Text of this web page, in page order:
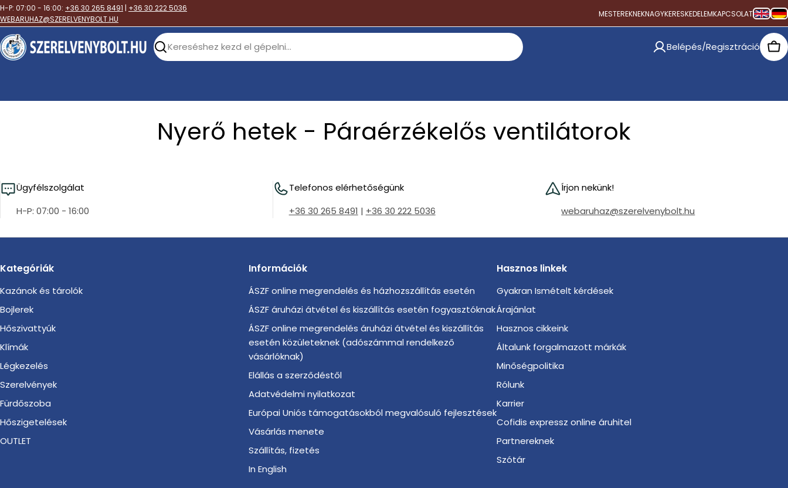
Skip
to
content
H-P: 07:00 - 16:00: +36 30 265 8491 | +36 30 222 5036
WEBARUHAZ@SZERELVENYBOLT.HU
MESTEREKNEKNAGYKERESKEDELEMKAPCSOLAT
Search Belépés/Regisztráció
Nyerő hetek - Páraérzékelős ventilátorok
Ügyfélszolgálat
H-P: 07:00 - 16:00
Telefonos elérhetőségünk
+36 30 265 8491 | +36 30 222 5036
Írjon nekünk!
webaruhaz@szerelvenybolt.hu
Kategóriák
Kazánok és tárolók
Bojlerek
Hőszivattyúk
Klímák
Légkezelés
Szerelvények
Fürdőszoba
Hőszigetelések
OUTLET
Információk
ÁSZF online megrendelés és házhozszállítás esetén
ÁSZF áruházi átvétel és kiszállítás esetén fogyasztóknak
ÁSZF online megrendelés áruházi átvétel és kiszállítás
esetén közületeknek (adószámmal rendelkező
vásárlóknak)
Elállás a szerződéstől
Adatvédelmi nyilatkozat
Európai Uniós támogatásokból megvalósuló fejlesztések
Vásárlás menete
Szállítás, fizetés
In English
Hasznos linkek
Gyakran Ismételt kérdések
Árajánlat
Hasznos cikkeink
Általunk forgalmazott márkák
Minőségpolitika
Rólunk
Karrier
Cofidis expressz online áruhitel
Partnereknek
Szótár